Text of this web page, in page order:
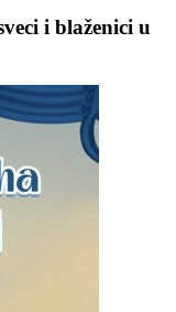
i blaženici u